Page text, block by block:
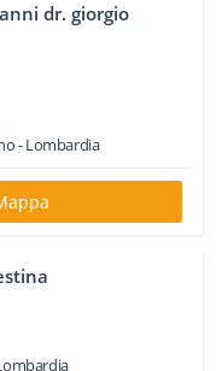
dr. giorgio
-Lombardia